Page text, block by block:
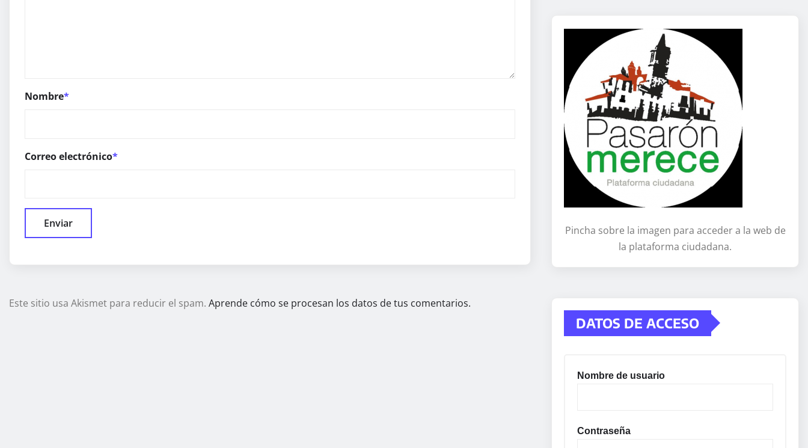
Nombre*
Correo electrónico*
Este sitio usa Akismet para reducir el spam. Aprende cómo se procesan los datos de tus comentarios.
Pincha sobre la imagen para acceder a la web de
la plataforma ciudadana.
DATOS DE ACCESO
Nombre de usuario
Contraseña